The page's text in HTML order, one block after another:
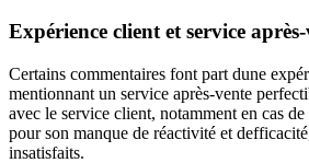
Expérience client et service
Certains commentaires font part dune
mentionnant un service après-vente
avec le service client, notamment en cas
pour son manque de réactivité et
insatisfaits.